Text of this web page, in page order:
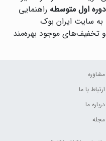
اول متوسطه راهنمایی
سایت ایران بوک
و تخفیف‌های موجود بهره‌مند
مشاوره
ارتباط با ما
درباره ما
مجله